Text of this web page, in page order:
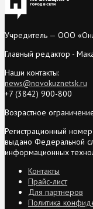
Учредитель — ООО
Главный редактор -
Наши контакты:
news@novokuznetsk.ru
+7 (3842) 900-800
Возрастное
Регистрационный
выдано Федеральной
информационных
Контакты
Прайс-лист
Для партнеров
Политика